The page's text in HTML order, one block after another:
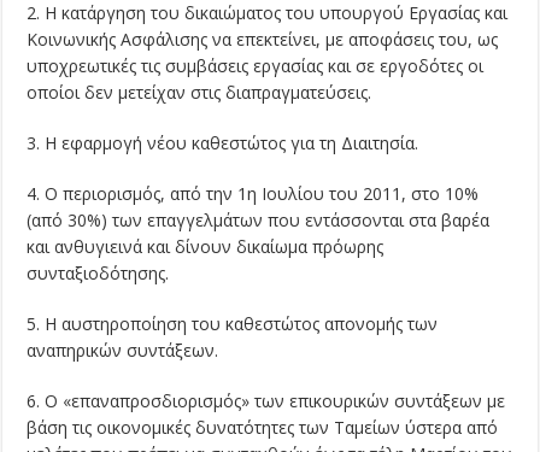
2. Η κατάργηση του δικαιώματος του υπουργού Εργασίας και
Κοινωνικής Ασφάλισης να επεκτείνει, με αποφάσεις του, ως
υποχρεωτικές τις συμβάσεις εργασίας και σε εργοδότες οι
οποίοι δεν μετείχαν στις διαπραγματεύσεις.
3. Η εφαρμογή νέου καθεστώτος για τη Διαιτησία.
4. Ο περιορισμός, από την 1η Ιουλίου του 2011, στο 10%
(από 30%) των επαγγελμάτων που εντάσσονται στα βαρέα
και ανθυγιεινά και δίνουν δικαίωμα πρόωρης
συνταξιοδότησης.
5. Η αυστηροποίηση του καθεστώτος απονομής των
αναπηρικών συντάξεων.
6. Ο «επαναπροσδιορισμός» των επικουρικών συντάξεων με
βάση τις οικονομικές δυνατότητες των Ταμείων ύστερα από